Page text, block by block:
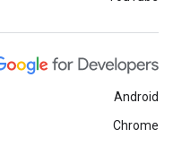
Android
Chrome